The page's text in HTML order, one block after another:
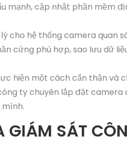
mạnh, cập nhật phần mềm
cho hệ thống camera quan
cứng phù hợp, sao lưu dữ
hiện một cách cẩn thận và
ty chuyên lắp đặt camera
GIÁM SÁT